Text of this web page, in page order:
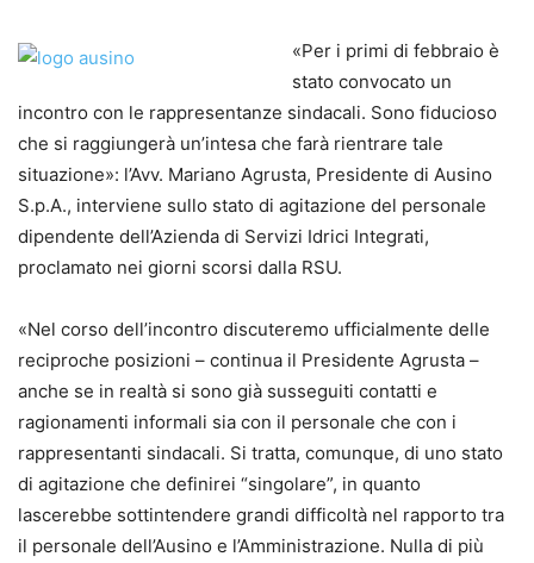
«Per i primi di febbraio è
stato convocato un
incontro con le rappresentanze sindacali. Sono fiducioso
che si raggiungerà un’intesa che farà rientrare tale
situazione»: l’Avv. Mariano Agrusta, Presidente di Ausino
S.p.A., interviene sullo stato di agitazione del personale
dipendente dell’Azienda di Servizi Idrici Integrati,
proclamato nei giorni scorsi dalla RSU.
«Nel corso dell’incontro discuteremo ufficialmente delle
reciproche posizioni – continua il Presidente Agrusta –
anche se in realtà si sono già susseguiti contatti e
ragionamenti informali sia con il personale che con i
rappresentanti sindacali. Si tratta, comunque, di uno stato
di agitazione che definirei “singolare”, in quanto
lascerebbe sottintendere grandi difficoltà nel rapporto tra
il personale dell’Ausino e l’Amministrazione. Nulla di più